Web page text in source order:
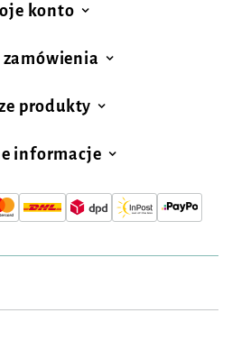
konto
zamówienia
produkty
informacje